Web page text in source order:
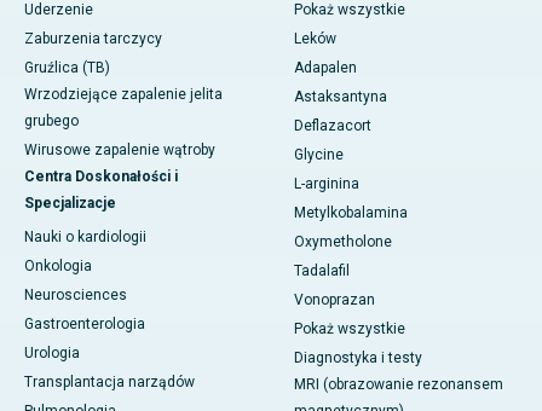
Uderzenie
Zaburzenia tarczycy
Gruźlica (TB)
Wrzodziejące zapalenie jelita
grubego
Wirusowe zapalenie wątroby
Centra Doskonałości i
Specjalizacje
Nauki o kardiologii
Onkologia
Neurosciences
Gastroenterologia
Urologia
Transplantacja narządów
Pokaż wszystkie
Leków
Adapalen
Astaksantyna
Deflazacort
Glycine
L-arginina
Metylkobalamina
Oxymetholone
Tadalafil
Vonoprazan
Pokaż wszystkie
Diagnostyka i testy
MRI (obrazowanie rezonansem